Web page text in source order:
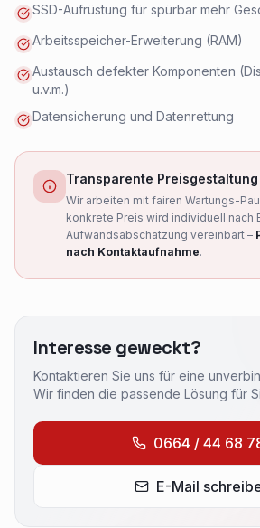
SSD-Aufrüstung für spürbar mehr
Arbeitsspeicher-Erweiterung (RAM)
Austausch defekter Komponenten
u.v.m.)
Datensicherung und Datenrettung
PC Reparatur und Notebook
MB Pro IT Dienstleistungen – Ihr
Laptop Reparatur Graz – Alle
Notebook Reparatur Lenovo
Hardware-Reparatur und
Display-Tausch Notebook Graz,
Computer Reparatur Graz, PC
Transparente Preisgestaltung
Wir arbeiten mit fairen Wartungs-
konkrete Preis wird individuell nach
Aufwandsabschätzung vereinbart –
nach Kontaktaufnahme.
Interesse geweckt?
Kontaktieren Sie uns für eine
Wir finden die passende Lösung für
0664 / 44 68
E-Mail